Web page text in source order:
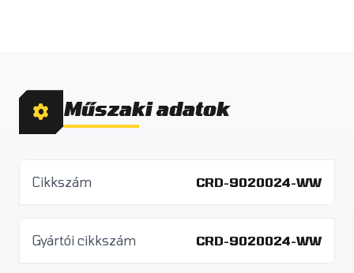
Műszaki adatok
Cikkszám CRD-9020024-WW
Gyártói cikkszám CRD-9020024-WW